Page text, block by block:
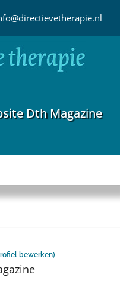
Dth Magazine
bewerken)